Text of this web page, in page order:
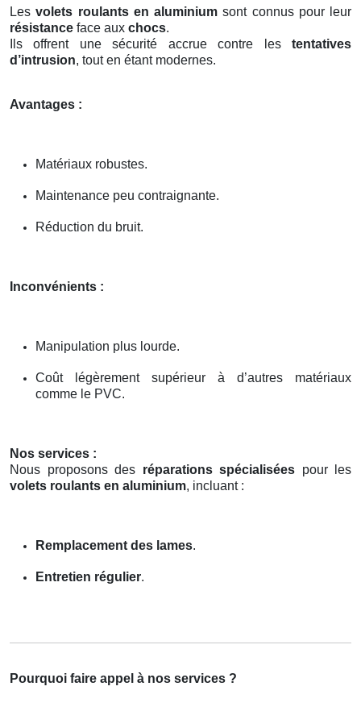
Lesvolets roulants en aluminium sont connus pour leur
résistance face aux chocs.
Ils offrent une sécurité accrue contre les tentatives
d’intrusion, tout en étant modernes.
Avantages :
Matériaux robustes.
Maintenance peu contraignante.
Réduction du bruit.
Inconvénients :
Manipulation plus lourde.
Coût légèrement supérieur à d’autres matériaux
comme le PVC.
Nos services :
Nous proposons des réparations spécialisées pour les
volets roulants en aluminium, incluant :
Remplacement des lames.
Entretien régulier.
Pourquoi faire appel à nos services ?